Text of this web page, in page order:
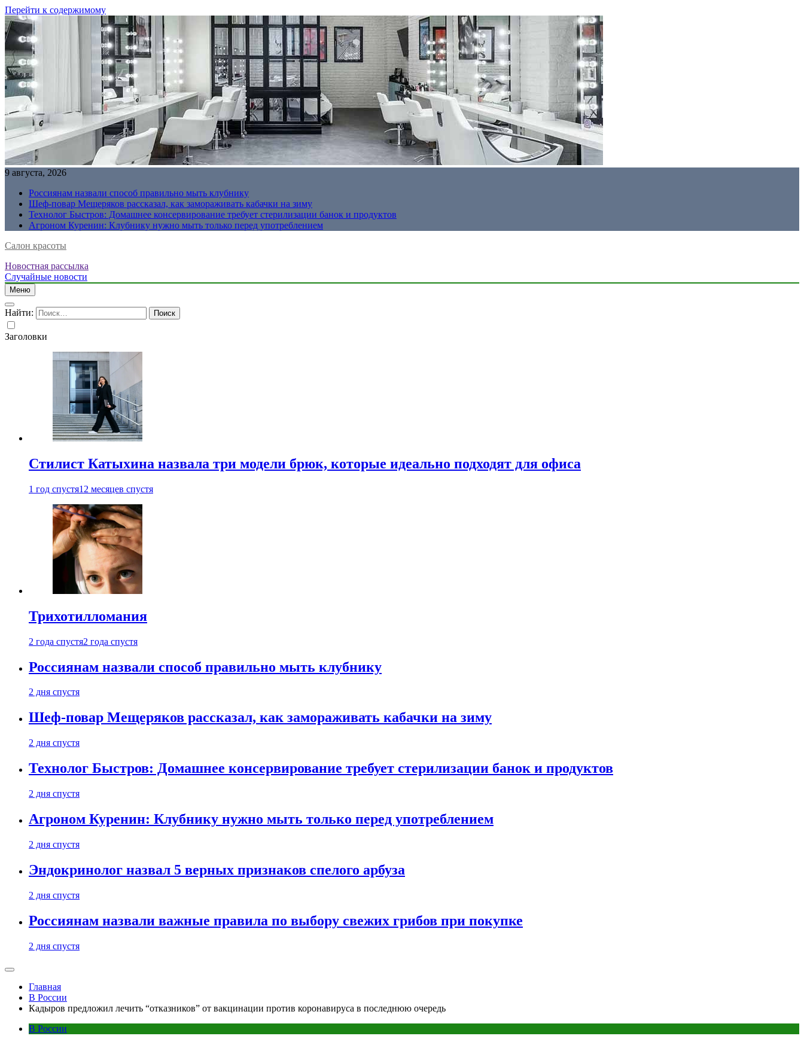
Перейти к содержимому
9 августа, 2026
Россиянам назвали способ правильно мыть клубнику
Шеф-повар Мещеряков рассказал, как замораживать кабачки на зиму
Технолог Быстров: Домашнее консервирование требует стерилизации банок и продуктов
Агроном Куренин: Клубнику нужно мыть только перед употреблением
Салон красоты
Новостная рассылка
Случайные новости
Меню
Найти:
Заголовки
Стилист Катыхина назвала три модели брюк, которые идеально подходят для офиса
1 год спустя12 месяцев спустя
Трихотилломания
2 года спустя2 года спустя
Россиянам назвали способ правильно мыть клубнику
2 дня спустя
Шеф-повар Мещеряков рассказал, как замораживать кабачки на зиму
2 дня спустя
Технолог Быстров: Домашнее консервирование требует стерилизации банок и продуктов
2 дня спустя
Агроном Куренин: Клубнику нужно мыть только перед употреблением
2 дня спустя
Эндокринолог назвал 5 верных признаков спелого арбуза
2 дня спустя
Россиянам назвали важные правила по выбору свежих грибов при покупке
2 дня спустя
Главная
В России
Кадыров предложил лечить “отказников” от вакцинации против коронавируса в последнюю очередь
В России